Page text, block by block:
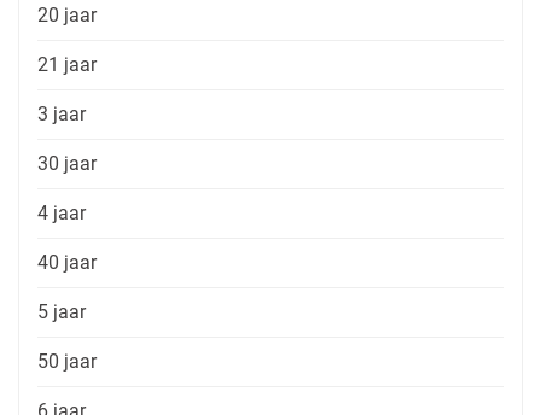
20 jaar
21 jaar
3 jaar
30 jaar
4 jaar
40 jaar
5 jaar
50 jaar